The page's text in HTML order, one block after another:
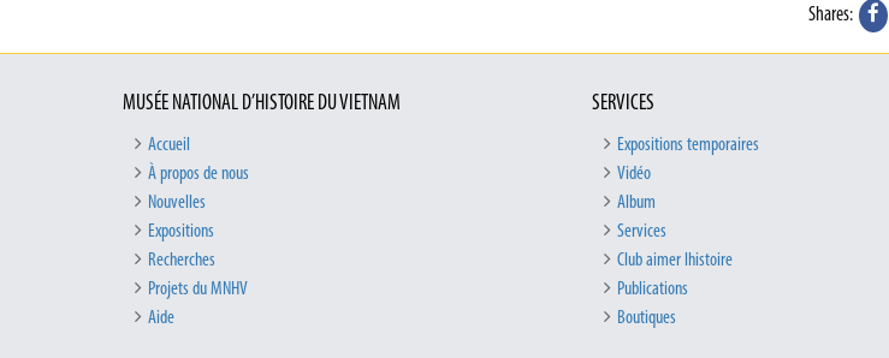
Shares:
MUSÉE NATIONAL D’HISTOIRE DU VIETNAM
Accueil
À propos de nous
Nouvelles
Expositions
Recherches
Projets du MNHV
Aide
SERVICES
Expositions temporaires
Vidéo
Album
Services
Club aimer lhistoire
Publications
Boutiques